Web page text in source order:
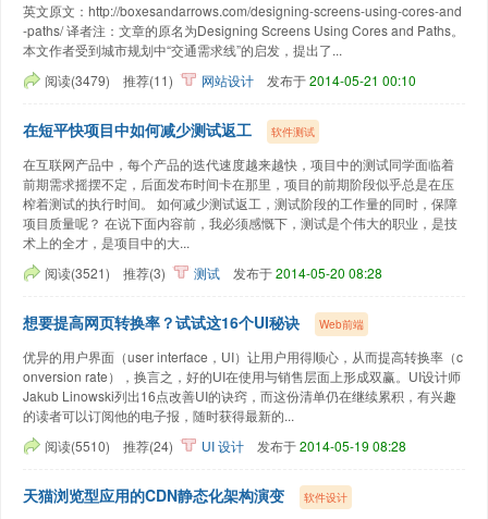
英文原文：http://boxesandarrows.com/designing-screens-using-cores-and
-paths/ 译者注：文章的原名为Designing Screens Using Cores and Paths。
本文作者受到城市规划中“交通需求线”的启发，提出了...
阅读(3479)
推荐(11) 网站设计 发布于2014-05-21 00:10
在短平快项目中如何减少测试返工 软件测试
在互联网产品中，每个产品的迭代速度越来越快，项目中的测试同学面临着
前期需求摇摆不定，后面发布时间卡在那里，项目的前期阶段似乎总是在压
榨着测试的执行时间。 如何减少测试返工，测试阶段的工作量的同时，保障
项目质量呢？ 在说下面内容前，我必须感慨下，测试是个伟大的职业，是技
术上的全才，是项目中的大...
阅读(3521)
推荐(3) 测试 发布于2014-05-20 08:28
想要提高网页转换率？试试这16个UI秘诀 Web前端
优异的用户界面（user interface，UI）让用户用得顺心，从而提高转换率（c
onversion rate），换言之，好的UI在使用与销售层面上形成双赢。UI设计师
Jakub Linowski列出16点改善UI的诀窍，而这份清单仍在继续累积，有兴趣
的读者可以订阅他的电子报，随时获得最新的...
阅读(5510)
推荐(24) UI设计 发布于2014-05-19 08:28
天猫浏览型应用的CDN静态化架构演变 软件设计